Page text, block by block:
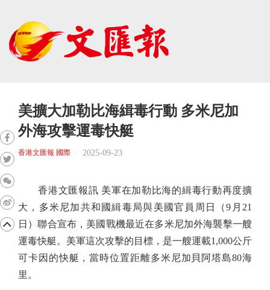
美擴大加勒比海緝毒行動 多米尼加
外海攻擊運毒快艇
香港文匯報 國際 2025-09-23
香港文匯報訊 美軍在加勒比海的緝毒行動再度擴
大，多米尼加共和國緝毒局與美國官員周日（9月21
日）聯合宣布，美國戰機最近在多米尼加外海襲擊一艘
運毒快艇。美軍這次攻擊的目標，是一艘運載1,000公斤
可卡因的快艇，當時位置距離多米尼加貝阿塔島80海
里。